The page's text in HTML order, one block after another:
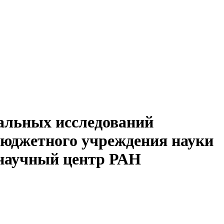
исследований
учреждения науки
центр РАН